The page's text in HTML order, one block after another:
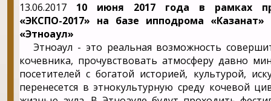
13.06.2017
10 июня 2017 года в рамках
«ЭКСПО-2017» на базе ипподрома
«Этноаул»
Этноаул - это реальная возможность
кочевника, прочувствовать атмосферу давно
посетителей с богатой историей, культурой,
перенесется в этнокультурную среду кочевой